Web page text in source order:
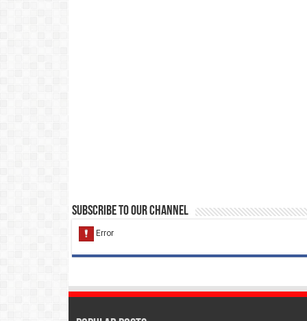
Subscribe to our Channel